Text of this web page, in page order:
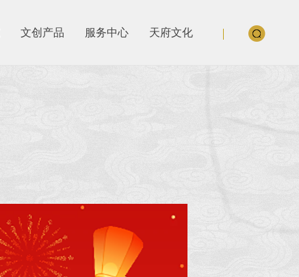
文创产品 服务中心 天府文化